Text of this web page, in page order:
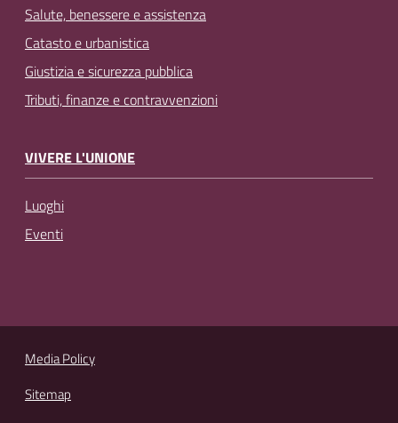
Salute, benessere e assistenza
Catasto e urbanistica
Giustizia e sicurezza pubblica
Tributi, finanze e contravvenzioni
VIVERE L'UNIONE
Luoghi
Eventi
Media Policy
Sitemap